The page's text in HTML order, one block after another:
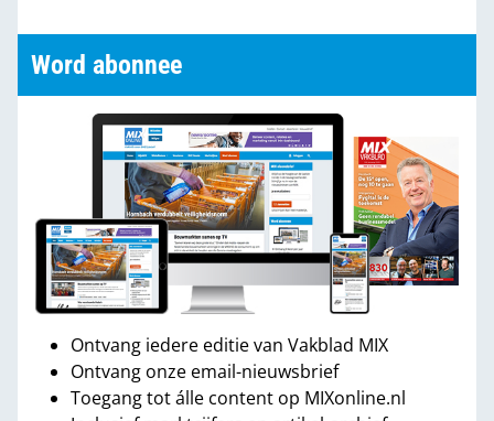
Word abonnee
Ontvang iedere editie van Vakblad MIX
Ontvang onze email-nieuwsbrief
Toegang tot álle content op MIXonline.nl